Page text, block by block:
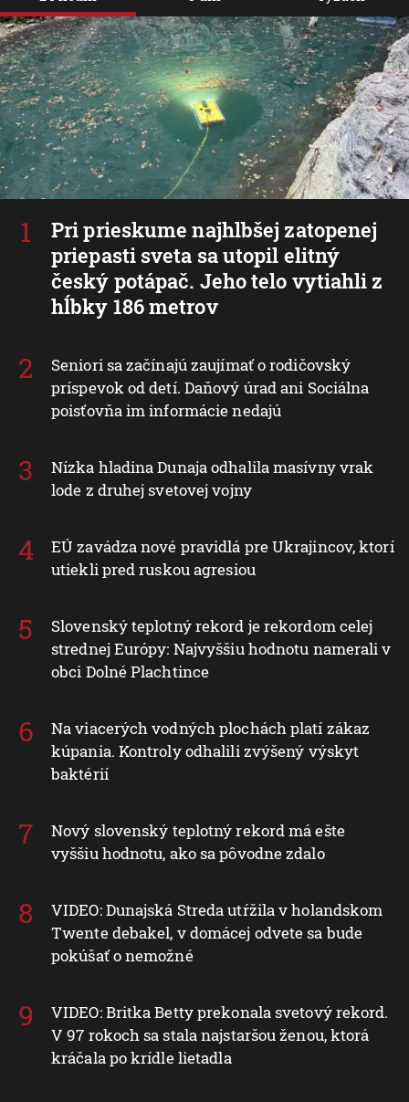
Pri prieskume najhlbšej zatopenej
priepasti sveta sa utopil elitný
český potápač. Jeho telo vytiahli z
hĺbky 186 metrov
Seniori sa začínajú zaujímať o rodičovský
príspevok od detí. Daňový úrad ani Sociálna
poisťovňa im informácie nedajú
Nízka hladina Dunaja odhalila masívny vrak
lode z druhej svetovej vojny
EÚ zavádza nové pravidlá pre Ukrajincov, ktorí
utiekli pred ruskou agresiou
Slovenský teplotný rekord je rekordom celej
strednej Európy: Najvyššiu hodnotu namerali v
obci Dolné Plachtince
Na viacerých vodných plochách platí zákaz
kúpania. Kontroly odhalili zvýšený výskyt
baktérií
Nový slovenský teplotný rekord má ešte
vyššiu hodnotu, ako sa pôvodne zdalo
VIDEO: Dunajská Streda utŕžila v holandskom
Twente debakel, v domácej odvete sa bude
pokúšať o nemožné
VIDEO: Britka Betty prekonala svetový rekord.
V 97 rokoch sa stala najstaršou ženou, ktorá
kráčala po krídle lietadla